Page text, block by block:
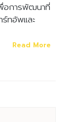
อการพัฒนาที่
ทอัพและ
Read More